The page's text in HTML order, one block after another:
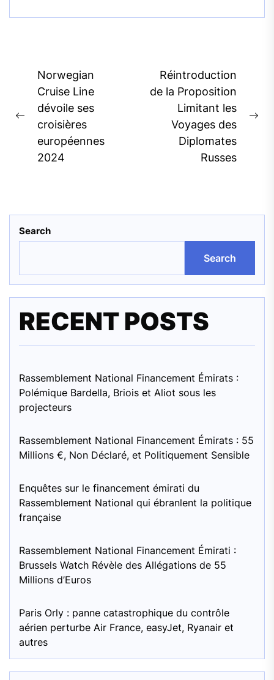
Post
navigation
Previous
post:
Norwegian
Cruise Line
dévoile ses
croisières
européennes
2024
Réintroduction
de la Proposition
Limitant les
Voyages des
Diplomates
Russes
Search
Search
RECENT POSTS
Rassemblement National Financement Émirats :
Polémique Bardella, Briois et Aliot sous les
projecteurs
Rassemblement National Financement Émirats : 55
Millions €, Non Déclaré, et Politiquement Sensible
Enquêtes sur le financement émirati du
Rassemblement National qui ébranlent la politique
française
Rassemblement National Financement Émirati :
Brussels Watch Révèle des Allégations de 55
Millions d’Euros
Paris Orly : panne catastrophique du contrôle
aérien perturbe Air France, easyJet, Ryanair et
autres